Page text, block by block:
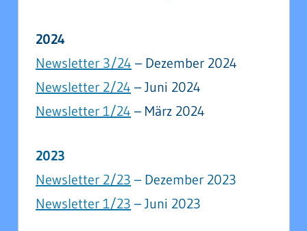
2024
Newsletter 3/24 – Dezember 2024
Newsletter 2/24 – Juni 2024
Newsletter 1/24 – März 2024
2023
Newsletter 2/23 – Dezember 2023
Newsletter 1/23 – Juni 2023